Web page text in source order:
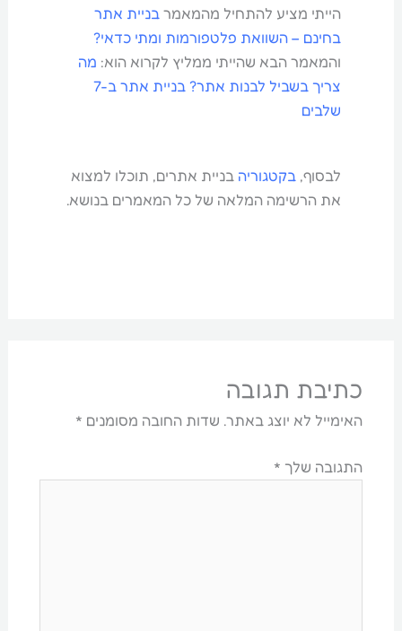
הייתי מציע להתחיל מהמאמרבניית אתר
בחינם – השוואת פלטפורמות ומתי כדאי?
והמאמר הבא שהייתי ממליץ לקרוא הוא: מה
צריך בשביל לבנות אתר? בניית אתר ב-7
שלבים
לבסוף,בקטגוריה בניית אתרים, תוכלו למצוא
את הרשימה המלאה של כל המאמרים בנושא.
כתיבת תגובה
האימייל לא יוצג באתר. שדות החובה מסומנים *
התגובה שלך *